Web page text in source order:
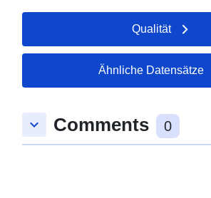
Qualität
Ähnliche Datensätze
keyboard_arrow_down Comments 0